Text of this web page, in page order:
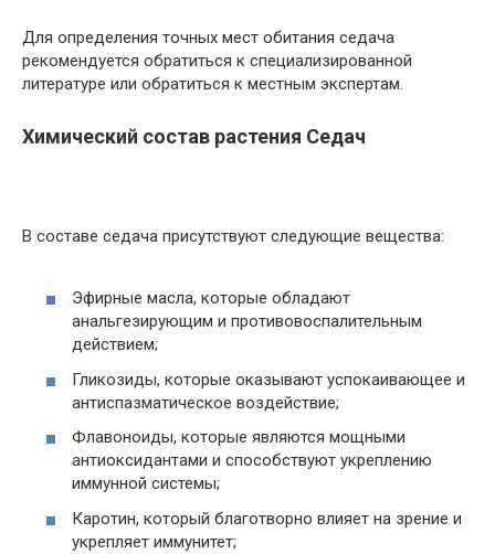
Для определения точных мест обитания седача
рекомендуется обратиться к специализированной
литературе или обратиться к местным экспертам.
Химический состав растения Седач
В составе седача присутствуют следующие вещества:
Эфирные масла, которые обладают
анальгезирующим и противовоспалительным
действием;
Гликозиды, которые оказывают успокаивающее и
антиспазматическое воздействие;
Флавоноиды, которые являются мощными
антиоксидантами и способствуют укреплению
иммунной системы;
Каротин, который благотворно влияет на зрение и
укрепляет иммунитет;